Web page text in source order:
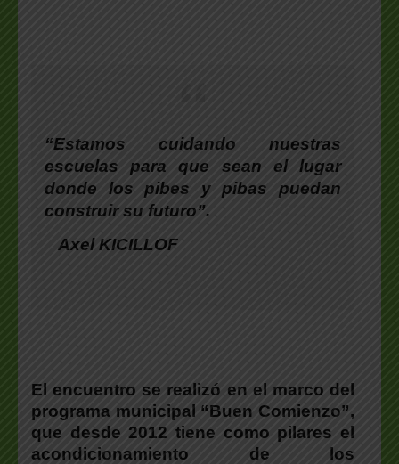
“Estamos cuidando nuestras
escuelas para que sean el lugar
donde los pibes y pibas puedan
construir su futuro”.
Axel KICILLOF
El encuentro se realizó en el marco del
programa municipal “Buen Comienzo”,
que desde 2012 tiene como pilares el
acondicionamiento de los